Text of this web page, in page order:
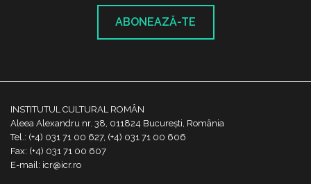
ABONEAZĂ-TE
INSTITUTUL CULTURAL ROMÂN
Aleea Alexandru nr. 38, 011824 București, România
Tel.: (+4) 031 71 00 627, (+4) 031 71 00 606
Fax: (+4) 031 71 00 607
E-mail: icr@icr.ro